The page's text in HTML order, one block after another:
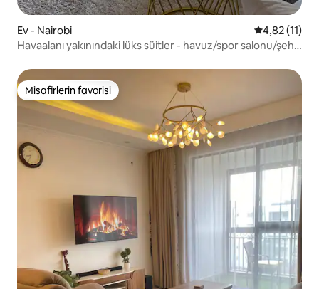
Ev - Nairobi 5 üzerinden
4,82 (11)
Havaalanı yakınındaki lüks süitler - havuz/spor salonu/şehir
Misafirlerin favorisi
Misafirlerin favorisi